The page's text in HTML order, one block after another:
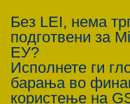
Без LEI, нема
подготвени за
ЕУ?
Исполнете ги
барања во
користење на